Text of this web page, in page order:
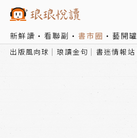
新鮮讀 看聯副 書市圈 藝開罐
出版風向球 琅讀金句 書迷情報站